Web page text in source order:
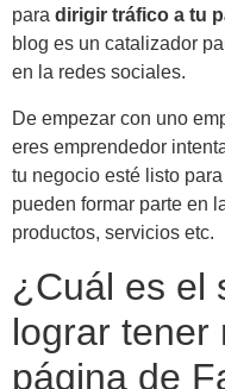
para dirigir tráfico a tu
blog es un catalizador
en la redes sociales.
De empezar con uno
eres emprendedor
tu negocio esté listo
pueden formar parte en
productos, servicios etc.
¿Cuál es el
lograr tener
página de